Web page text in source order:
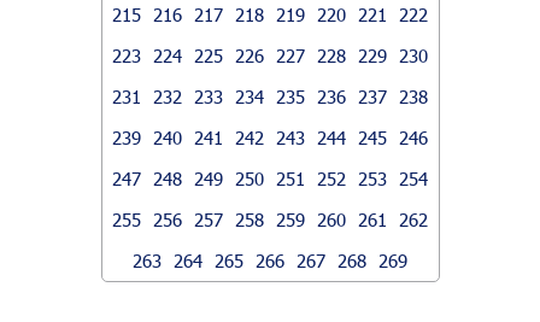
215
216 217 218 219 220 221
222
223
224 225 226 227 228 229
230
231
232 233 234 235 236 237
238
239
240 241 242 243 244 245
246
247
248 249 250 251 252 253
254
255
256 257 258 259 260 261
262
263
264 265 266 267 268 269